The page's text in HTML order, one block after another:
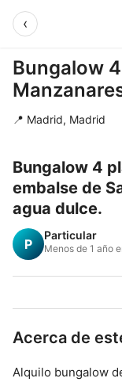
‹
Bungalow
📍 Madrid, Madrid
Bungalow 4
embalse de
agua dulce.
P
Particular
Menos de 1 año
Acerca de
Alquilo bungalow